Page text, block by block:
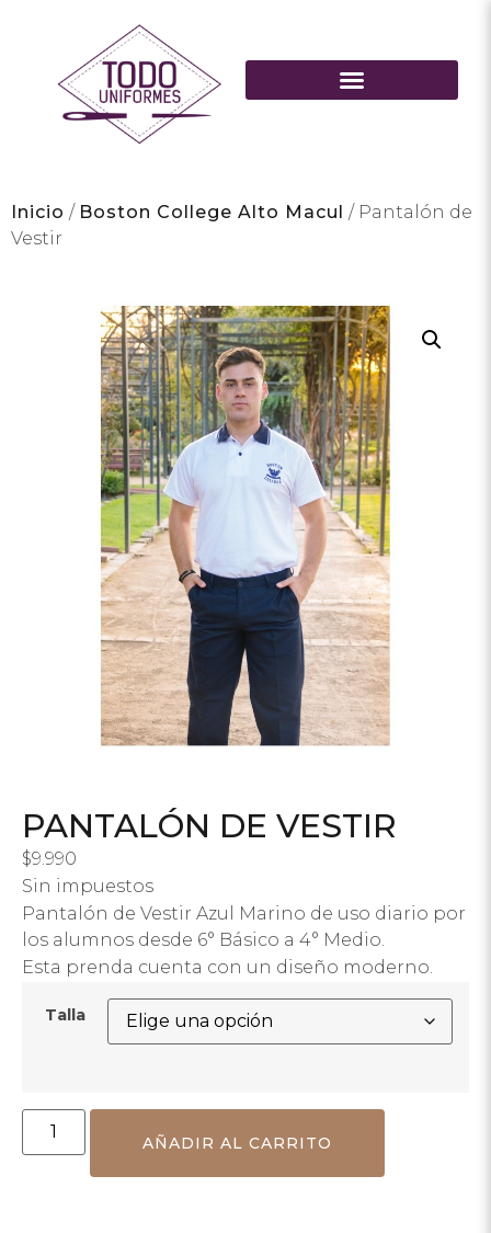
Inicio / Boston College Alto Macul / Pantalón de
Vestir
PANTALÓN DE VESTIR
$9.990
Sin impuestos
Pantalón de Vestir Azul Marino de uso diario por
los alumnos desde 6° Básico a 4° Medio.
Esta prenda cuenta con un diseño moderno.
Talla
AÑADIR AL CARRITO